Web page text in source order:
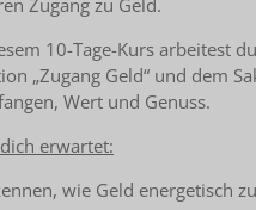
Zugang zu Geld.
10-Tage-Kurs arbeitest
„Zugang Geld“ und dem
Wert und Genuss.
erwartet:
wie Geld energetisch